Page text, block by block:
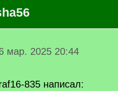
мар. 2025 20:44
835 написал: